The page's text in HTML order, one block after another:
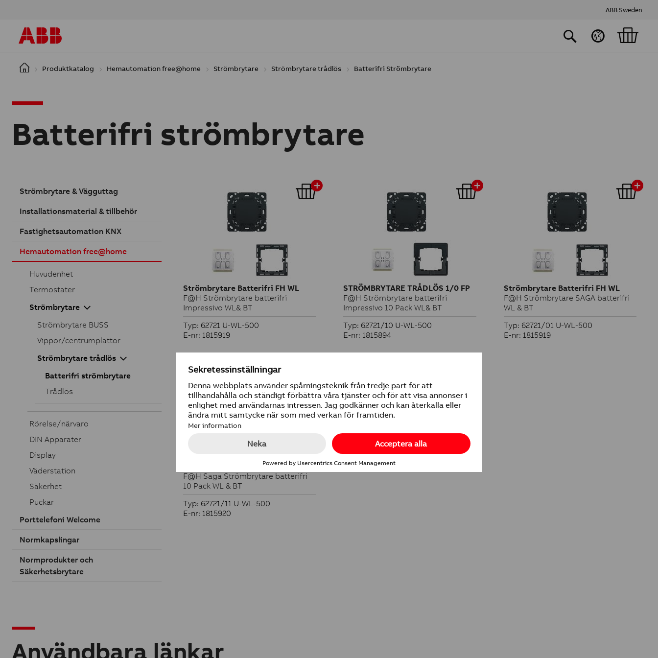
ABB Sweden
Produktkatalog Hemautomation free@home Strömbrytare Strömbrytare trådlös Batterifri Strömbrytare
Batterifri strömbrytare
Strömbrytare & Vägguttag
Installationsmaterial & tillbehör
Fastighetsautomation KNX
Hemautomation free@home
Huvudenhet
Termostater
Strömbrytare
Strömbrytare BUSS
Vippor/centrumplattor
Strömbrytare trådlös
Batterifri strömbrytare
Trådlös
Rörelse/närvaro
DIN Apparater
Display
Väderstation
Säkerhet
Puckar
Porttelefoni Welcome
Normkapslingar
Normprodukter och
Säkerhetsbrytare
Strömbrytare Batterifri FH WL
F@H Strömbrytare batterifri
Impressivo WL& BT
Typ: 62721 U-WL-500
E-nr: 1815919
STRÖMBRYTARE TRÅDLÖS 1/0 FP
F@H Strömbrytare batterifri
Impressivo 10 Pack WL& BT
Typ: 62721/10 U-WL-500
E-nr: 1815894
Strömbrytare Batterifri FH WL
F@H Strömbrytare SAGA batterifri
WL & BT
Typ: 62721/01 U-WL-500
E-nr: 1815919
Strömbrytare B-fri FH WL x10
F@H Saga Strömbrytare batterifri
10 Pack WL & BT
Typ: 62721/11 U-WL-500
E-nr: 1815920
Användbara länkar